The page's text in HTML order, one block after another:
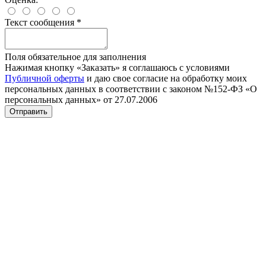
Текст сообщения *
Поля обязательное для заполнения
Нажимая кнопку «Заказать» я соглашаюсь с условиями
Публичной оферты и даю свое согласие на обработку моих
персональных данных в соответствии с законом №152-ФЗ «О
персональных данных» от 27.07.2006
Отправить